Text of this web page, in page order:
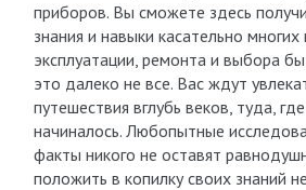
приборов. Вы сможете здесь
знания и навыки касательно многих
эксплуатации, ремонта и выбора
это далеко не все. Вас ждут
путешествия вглубь веков, туда,
начиналось. Любопытные
факты никого не оставят
положить в копилку своих знаний